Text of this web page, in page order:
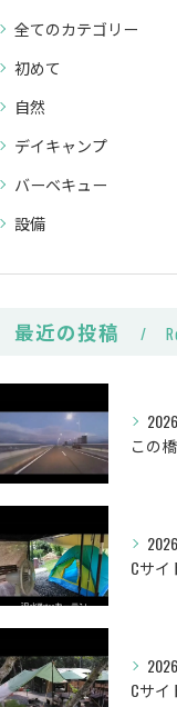
全てのカテゴリー
初めて
自然
デイキャンプ
バーベキュー
設備
最近の投稿
この
Cサイ
Cサイ